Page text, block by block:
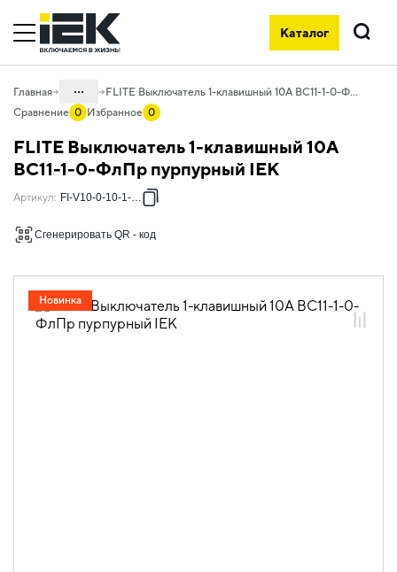
Каталог
Поиск
Главная ...
06. Изделия электроустановочные,
удлинители и силовые разъемы
06.01 Электроустановочные изделия
06.01.04 Электроустановочные
06.01.04.20 ЭУИ FLITE пурпурный
FLITE Выключатель 1-клавишный 10А ВС11-1-0-ФлПр пурпурный IEK
Сравнение 0 Избранное 0
FLITE Выключатель 1-клавишный 10А
ВС11-1-0-ФлПр пурпурный IEK
Новинка
Артикул: FI-V10-0-10-1-K99
Сгенерировать QR - код